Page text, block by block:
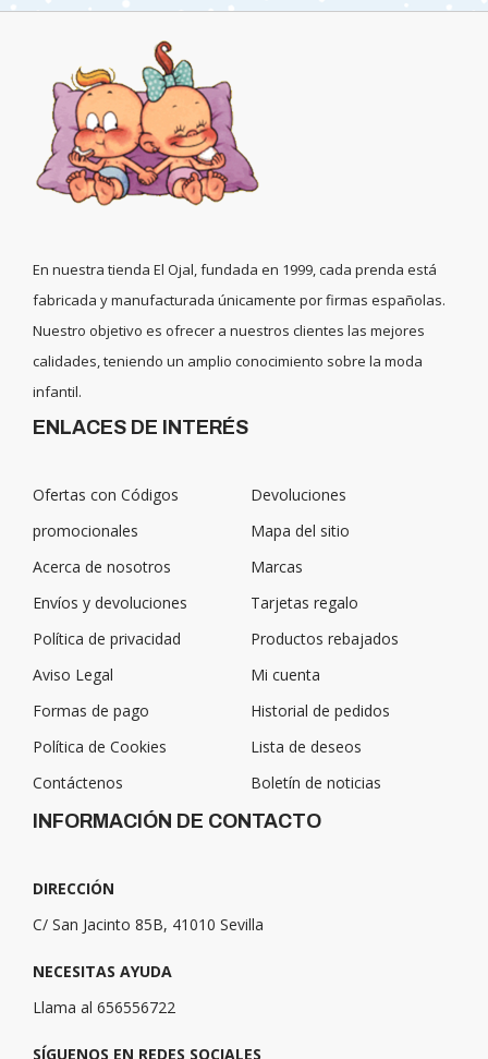
En nuestra tienda El Ojal, fundada en 1999, cada prenda está
fabricada y manufacturada únicamente por firmas españolas.
Nuestro objetivo es ofrecer a nuestros clientes las mejores
calidades, teniendo un amplio conocimiento sobre la moda
infantil.
ENLACES DE INTERÉS
Ofertas con Códigos
promocionales
Acerca de nosotros
Envíos y devoluciones
Política de privacidad
Aviso Legal
Formas de pago
Política de Cookies
Contáctenos
Devoluciones
Mapa del sitio
Marcas
Tarjetas regalo
Productos rebajados
Mi cuenta
Historial de pedidos
Lista de deseos
Boletín de noticias
INFORMACIÓN DE CONTACTO
DIRECCIÓN
C/ San Jacinto 85B, 41010 Sevilla
NECESITAS AYUDA
Llama al 656556722
SÍGUENOS EN REDES SOCIALES